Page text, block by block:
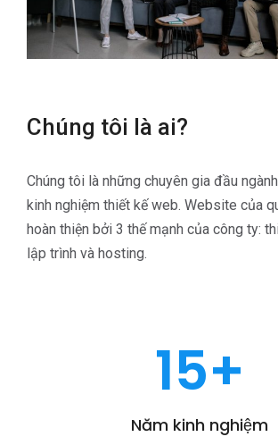
Chúng tôi là ai?
Chúng tôi là những chuyên gia đầu
kinh nghiệm thiết kế web. Website của
hoàn thiện bởi 3 thế mạnh của công ty:
lập trình và hosting.
Năm kinh nghiệm
15+